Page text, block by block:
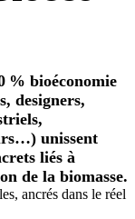
% bioéconomie
designers,
unissent
liés à
de la biomasse.
ancrés dans le réel